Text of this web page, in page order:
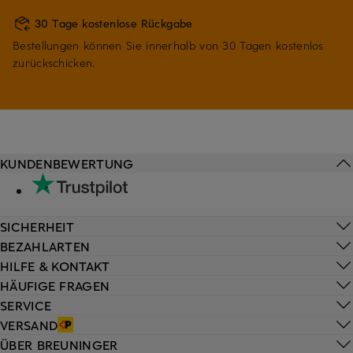
30 Tage kostenlose Rückgabe
Bestellungen können Sie innerhalb von 30 Tagen kostenlos
zurückschicken.
HILFE & KONTAKT
HÄUFIGE FRAGEN
SERVICE
VERSAND
KUNDENBEWERTUNG
SICHERHEIT
BEZAHLARTEN
ÜBER BREUNINGER